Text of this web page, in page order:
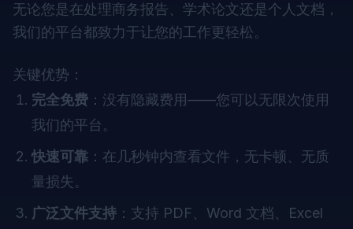
无论您是在处理商务报告、学术论文还是个人文档，
我们的平台都致力于让您的工作更轻松。
关键优势：
完全免费 ：没有隐藏费用——您可以无限次使用
我们的平台。
快速可靠 ：在几秒钟内查看文件，无卡顿、无质
量损失。
广泛文件支持 ：支持 PDF、Word 文档、Excel